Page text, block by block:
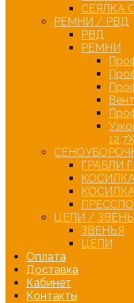
СЕЯЛКА
РЕМНИ / РВД
РВД
РЕМНИ
ГРАБЛИ
ЦЕПИ /
ЗВЕНЬЯ
ЦЕПИ
Оплата
Доставка
Кабинет
Контакты